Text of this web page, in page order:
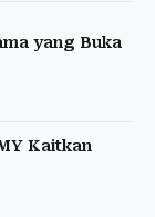
yang Buka
Kaitkan